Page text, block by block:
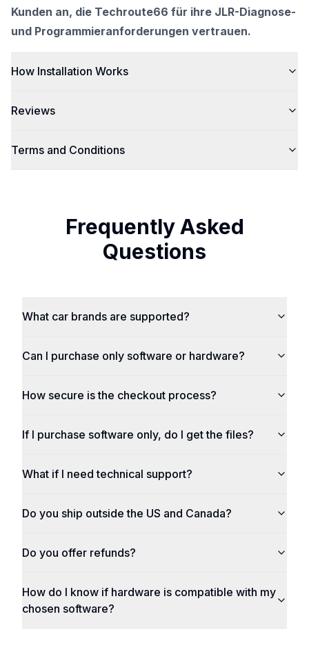
Kunden an, die Techroute66 für ihre JLR-Diagnose-
und Programmieranforderungen vertrauen.
How Installation Works
Reviews
Terms and Conditions
Frequently Asked
Questions
What car brands are supported?
Can I purchase only software or hardware?
How secure is the checkout process?
If I purchase software only, do I get the files?
What if I need technical support?
Do you ship outside the US and Canada?
Do you offer refunds?
How do I know if hardware is compatible with my
chosen software?